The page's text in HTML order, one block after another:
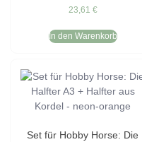
23,61 €
In den Warenkorb
Set für Hobby Horse: Die